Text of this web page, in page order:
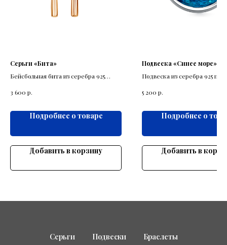
Серьги «Бита»
Бейсбольная бита из серебра 925
серёжек.
3 600 р.
Подробнее о товаре
Добавить в корзину
Подвеска «Синее море»
Подвеска из серебра 925
5 200 р.
Подробнее о
Добавить в
Серьги Подвески Браслеты